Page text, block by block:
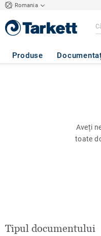
Romania
Produse
Aveți
toate
Tipul documentului